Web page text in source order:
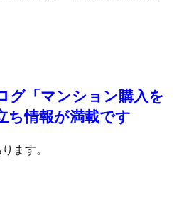
グ「マンション購入を
ち情報が満載です
ます。